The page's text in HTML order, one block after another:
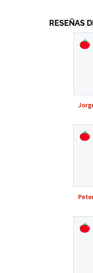
RESEÑAS